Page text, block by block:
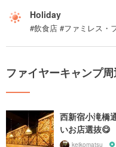
Holiday
#飲食店 #ファミレス・
ファイヤーキャンプ
西新宿小滝橋
いお店選抜😋
keikomatsu